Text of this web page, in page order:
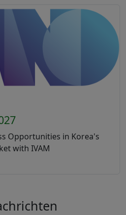
Opportunities in Korea's
with IVAM